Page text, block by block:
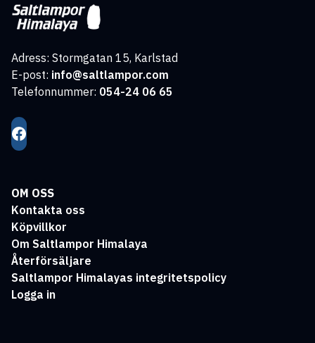
Adress: Stormgatan 15, Karlstad
E-post: info@saltlampor.com
Telefonnummer: 054-24 06 65
OM OSS
Kontakta oss
Köpvillkor
Om Saltlampor Himalaya
Återförsäljare
Saltlampor Himalayas integritetspolicy
Logga in